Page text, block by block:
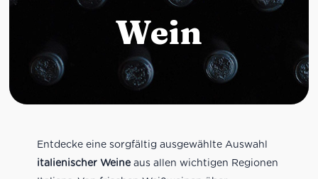
Wein
Entdecke eine sorgfältig ausgewählte Auswahl
italienischer Weineaus allen wichtigen Regionen